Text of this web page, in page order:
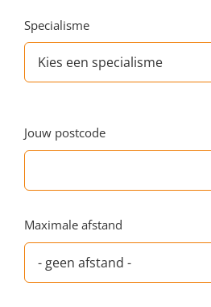
Specialisme
Jouw postcode
Maximale afstand